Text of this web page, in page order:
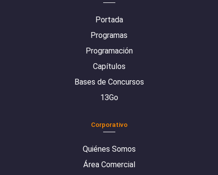
Portada
Programas
Programación
Capítulos
Bases de Concursos
13Go
Corporativo
Quiénes Somos
Área Comercial